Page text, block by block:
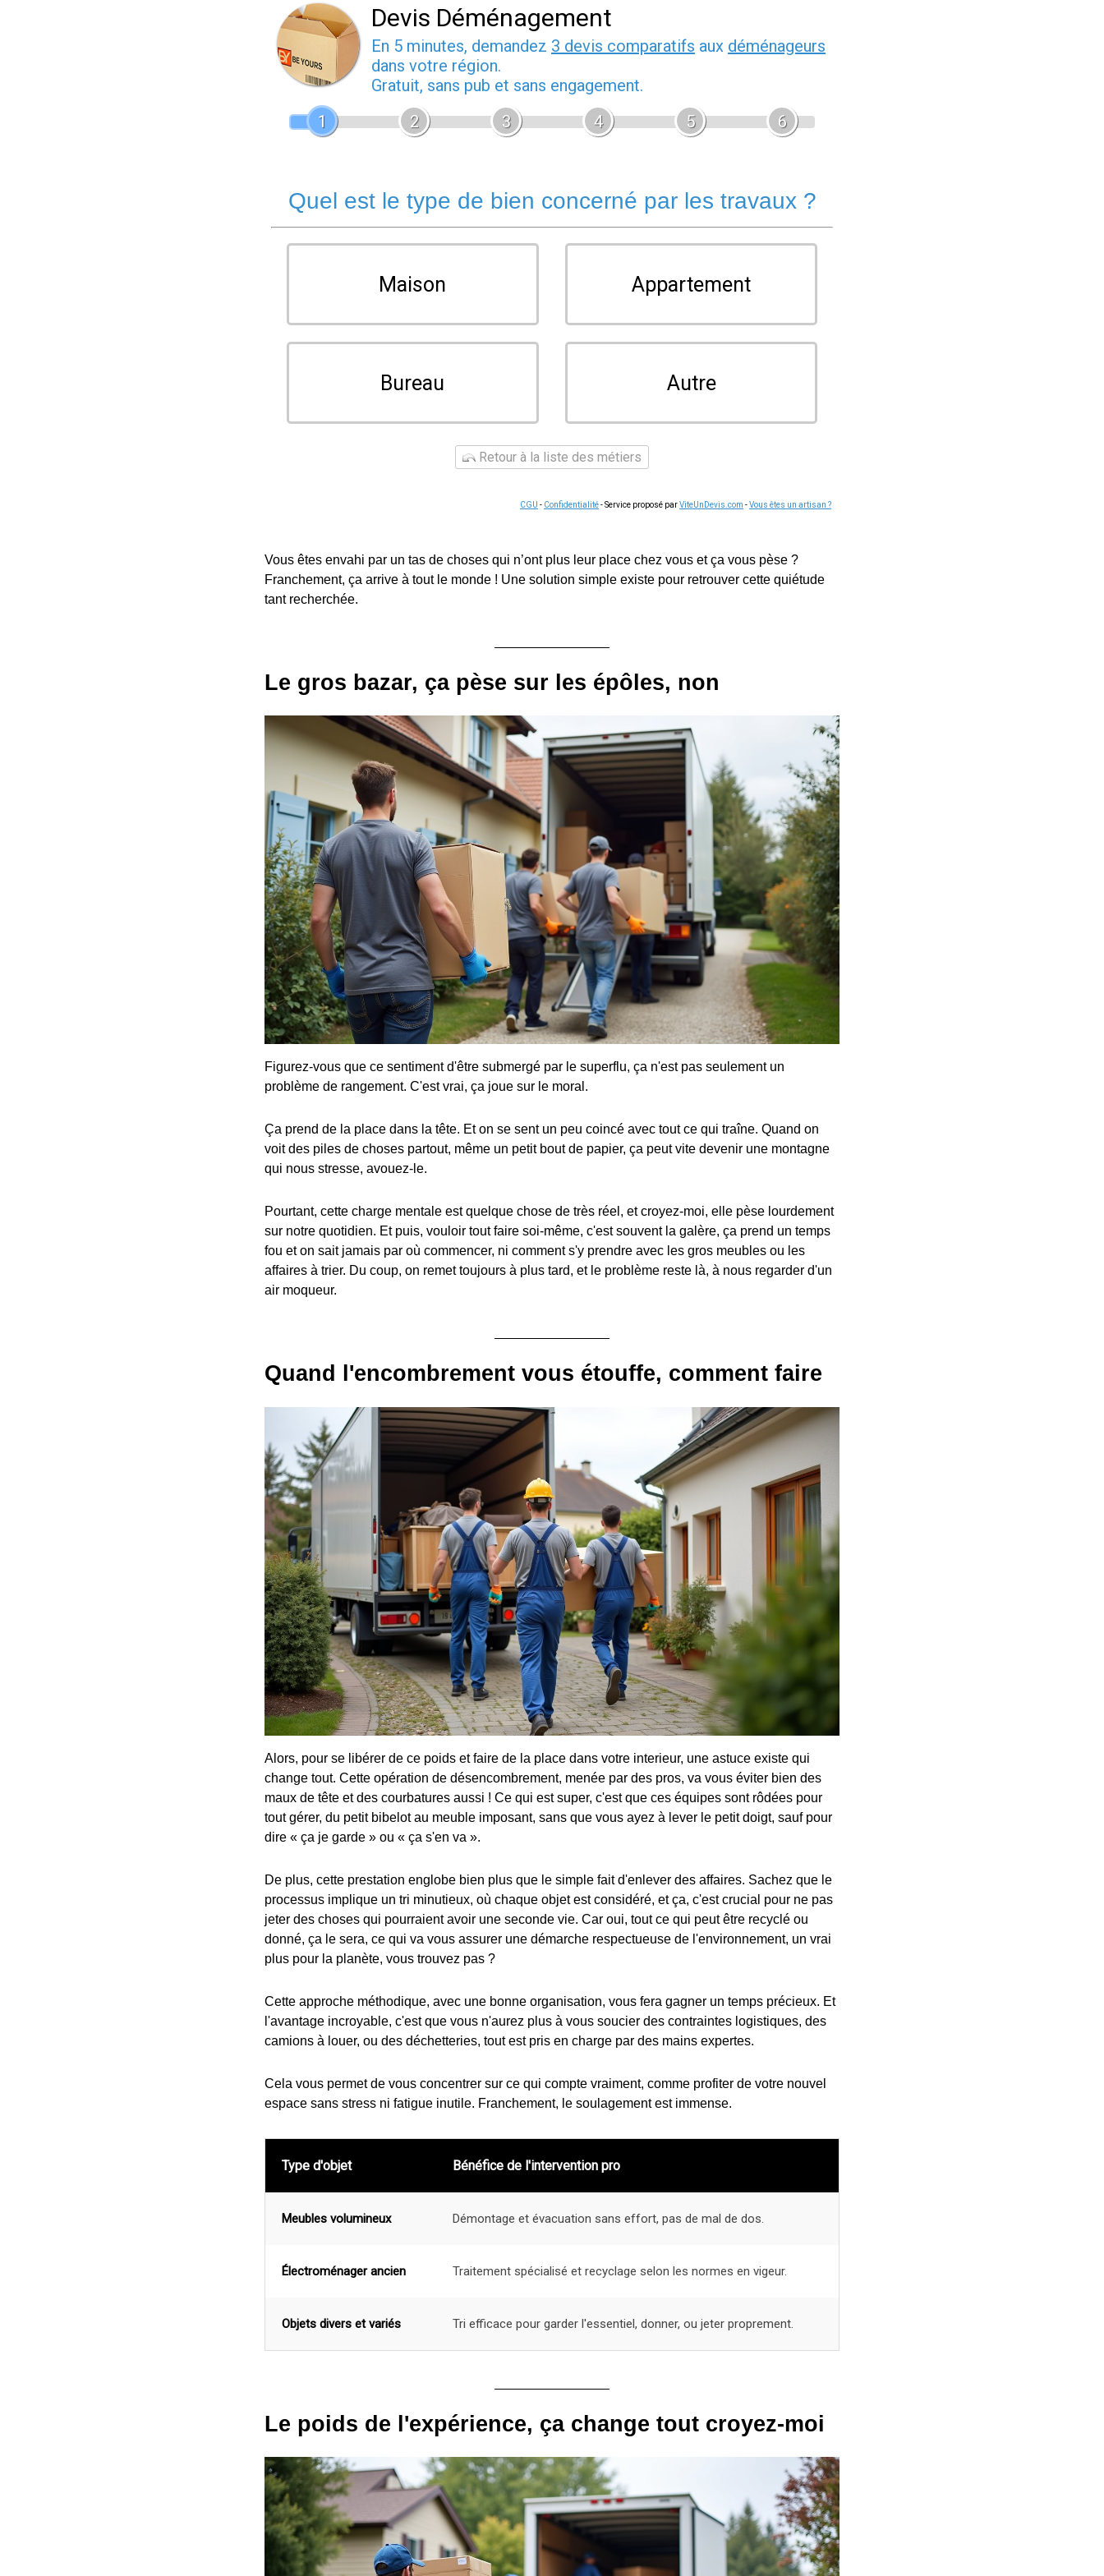
Devis Déménagement
En 5 minutes, demandez 3 devis comparatifs aux déménageurs
dans votre région.
Gratuit, sans pub et sans engagement.
1
2 3 4 5 6
Quel est le type de bien concerné par les travaux ?
Maison Appartement
Bureau Autre
Retour à la liste des métiers
CGU - Confidentialité- Service proposé parViteUnDevis.com -Vous êtes un artisan ?
Vous êtes envahi par un tas de choses qui n’ont plus leur place chez vous et ça vous pèse ?
Franchement, ça arrive à tout le monde ! Une solution simple existe pour retrouver cette quiétude
tant recherchée.
Le gros bazar, ça pèse sur les épôles, non
Figurez-vous que ce sentiment d'être submergé par le superflu, ça n'est pas seulement un
problème de rangement. C'est vrai, ça joue sur le moral.
Ça prend de la place dans la tête. Et on se sent un peu coincé avec tout ce qui traîne. Quand on
voit des piles de choses partout, même un petit bout de papier, ça peut vite devenir une montagne
qui nous stresse, avouez-le.
Pourtant, cette charge mentale est quelque chose de très réel, et croyez-moi, elle pèse lourdement
sur notre quotidien. Et puis, vouloir tout faire soi-même, c'est souvent la galère, ça prend un temps
fou et on sait jamais par où commencer, ni comment s'y prendre avec les gros meubles ou les
affaires à trier. Du coup, on remet toujours à plus tard, et le problème reste là, à nous regarder d'un
air moqueur.
Quand l'encombrement vous étouffe, comment faire
Alors, pour se libérer de ce poids et faire de la place dans votre interieur, une astuce existe qui
change tout. Cette opération de désencombrement, menée par des pros, va vous éviter bien des
maux de tête et des courbatures aussi ! Ce qui est super, c'est que ces équipes sont rôdées pour
tout gérer, du petit bibelot au meuble imposant, sans que vous ayez à lever le petit doigt, sauf pour
dire « ça je garde » ou « ça s'en va ».
De plus, cette prestation englobe bien plus que le simple fait d'enlever des affaires. Sachez que le
processus implique un tri minutieux, où chaque objet est considéré, et ça, c'est crucial pour ne pas
jeter des choses qui pourraient avoir une seconde vie. Car oui, tout ce qui peut être recyclé ou
donné, ça le sera, ce qui va vous assurer une démarche respectueuse de l'environnement, un vrai
plus pour la planète, vous trouvez pas ?
Cette approche méthodique, avec une bonne organisation, vous fera gagner un temps précieux. Et
l'avantage incroyable, c'est que vous n'aurez plus à vous soucier des contraintes logistiques, des
camions à louer, ou des déchetteries, tout est pris en charge par des mains expertes.
Cela vous permet de vous concentrer sur ce qui compte vraiment, comme profiter de votre nouvel
espace sans stress ni fatigue inutile. Franchement, le soulagement est immense.
Type d'objet Bénéfice de l'intervention pro
Meubles volumineux Démontage et évacuation sans effort, pas de mal de dos.
Électroménager ancien Traitement spécialisé et recyclage selon les normes en vigeur.
Objets divers et variés Tri efficace pour garder l'essentiel, donner, ou jeter proprement.
Le poids de l'expérience, ça change tout croyez-moi